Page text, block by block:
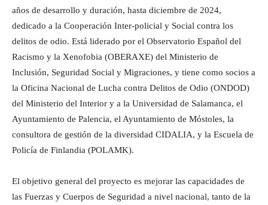
años de desarrollo y duración, hasta diciembre de 2024,
dedicado a la Cooperación Inter-policial y Social contra los
delitos de odio. Está liderado por el Observatorio Español del
Racismo y la Xenofobia (OBERAXE) del Ministerio de
Inclusión, Seguridad Social y Migraciones, y tiene como socios a
la Oficina Nacional de Lucha contra Delitos de Odio (ONDOD)
del Ministerio del Interior y a la Universidad de Salamanca, el
Ayuntamiento de Palencia, el Ayuntamiento de Móstoles, la
consultora de gestión de la diversidad CIDALIA, y la Escuela de
Policía de Finlandia (POLAMK).
El objetivo general del proyecto es mejorar las capacidades de
las Fuerzas y Cuerpos de Seguridad a nivel nacional, tanto de la